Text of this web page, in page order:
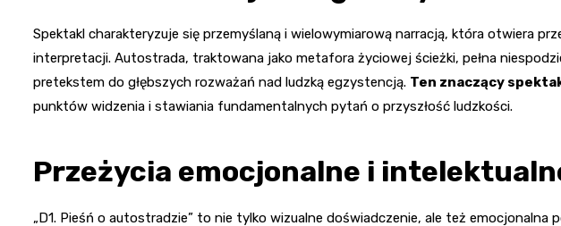
Spektakl charakteryzuje się przemyślaną i wielowymiarową narracją, która otwiera
interpretacji. Autostrada, traktowana jako metafora życiowej ścieżki, pełna
pretekstem do głębszych rozważań nad ludzką egzystencją. Ten znaczący
punktów widzenia i stawiania fundamentalnych pytań o przyszłość ludzkości.
Przeżycia emocjonalne i
„D1. Pieśń o autostradzie” to nie tylko wizualne doświadczenie, ale też emocjonalna